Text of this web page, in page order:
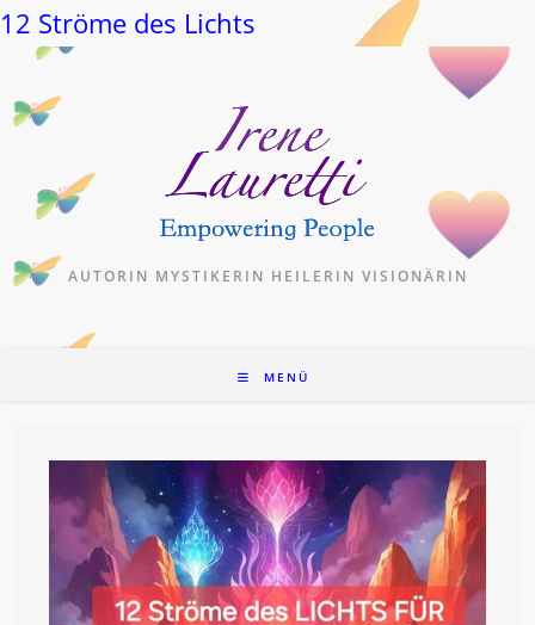
12 Ströme des Lichts
springen
AUTORIN MYSTIKERIN HEILERIN VISIONÄRIN
MENÜ